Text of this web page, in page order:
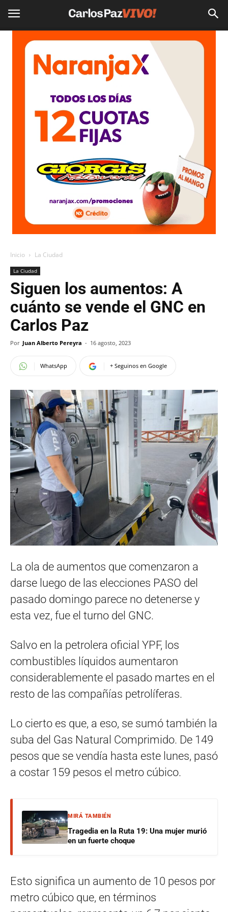
Inicio La Ciudad
La Ciudad
Siguen los aumentos: A
cuánto se vende el GNC en
Carlos Paz
Por Juan Alberto Pereyra - 16 agosto, 2023
WhatsApp + Seguinos en Google
La ola de aumentos que comenzaron a
darse luego de las elecciones PASO del
pasado domingo parece no detenerse y
esta vez, fue el turno del GNC.
Salvo en la petrolera oficial YPF, los
combustibles líquidos aumentaron
considerablemente el pasado martes en el
resto de las compañías petrolíferas.
Lo cierto es que, a eso, se sumó también la
suba del Gas Natural Comprimido. De 149
pesos que se vendía hasta este lunes, pasó
a costar 159 pesos el metro cúbico.
MIRÁ TAMBIÉN
Tragedia en la Ruta 19: Una mujer murió
en un fuerte choque
Esto significa un aumento de 10 pesos por
metro cúbico que, en términos